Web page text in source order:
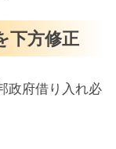
下方修正
政府借り入れ必